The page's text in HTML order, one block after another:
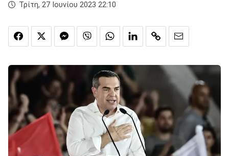
Τρίτη, 27 Ιουνίου 2023 22:10